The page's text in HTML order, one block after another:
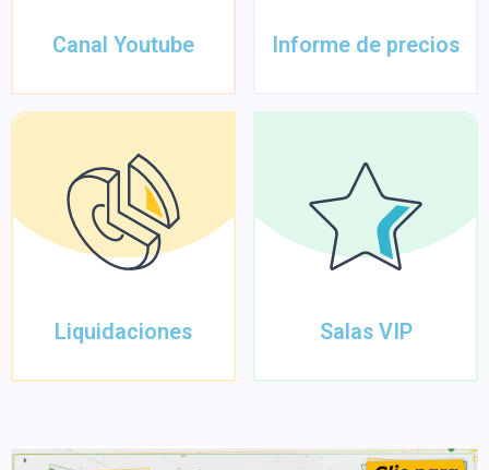
Canal Youtube Informe de precios
Liquidaciones Salas VIP